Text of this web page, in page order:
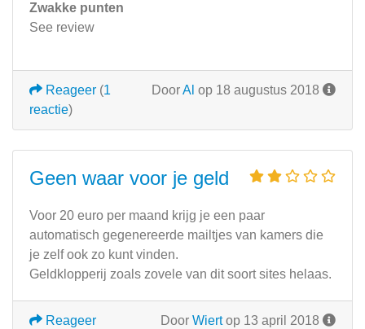
Zwakke punten
See review
DoorAl op 18 augustus 2018
Reageer (1
reactie)
Geen waar voor je geld
Voor 20 euro per maand krijg je een paar
automatisch gegenereerde mailtjes van kamers die
je zelf ook zo kunt vinden.
Geldklopperij zoals zovele van dit soort sites helaas.
Door Wiertop 13 april 2018
Reageer